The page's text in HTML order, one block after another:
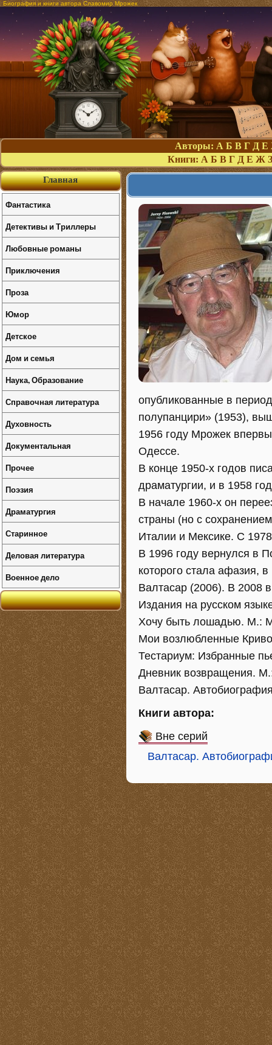
Биография и книги автора Славомир Мрожек
Авторы: А Б В Г Д Е
Книги: А Б В Г Д Е Ж З
опубликованные в
полупанцири» (1953),
1956 году Мрожек
Одессе.
В конце 1950-х годов
драматургии, и в 1958
В начале 1960-х он
страны (но с
Италии и Мексике. C
В 1996 году вернулся в
которого стала афазия,
Валтасар (2006). В 2008
Издания на русском
Хочу быть лошадью. М.:
Мои возлюбленные
Тестариум: Избранные
Дневник возвращения.
Валтасар.
Книги автора:
Вне серий
Валтасар.
Главная
Фантастика
Детективы и Триллеры
Любовные романы
Приключения
Проза
Юмор
Детское
Дом и семья
Наука, Образование
Справочная литература
Духовность
Документальная
Прочее
Поэзия
Драматургия
Старинное
Деловая литература
Военное дело